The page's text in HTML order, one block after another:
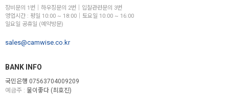
장비문의 1번│하우징문의 2번│입찰관련문의 3번
영업시간 : 평일 10:00 ~ 18:00│토요일 10:00 ~ 16:00
일요일 공휴일 (예약방문)
sales@camwise.co.kr
BANK INFO
국민은행 07563704009209
예금주 : 물이좋다 (최호진)